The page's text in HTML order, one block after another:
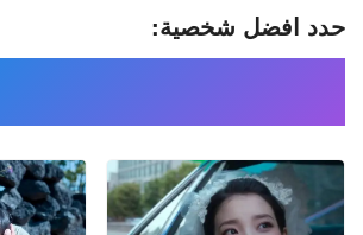
حدد افضل شخصية: